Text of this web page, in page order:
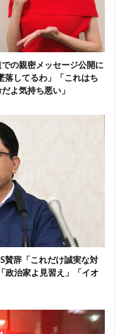
の親密メッセージ公開に
落してるわ」「これはち
よ気持ち悪い」
賛辞「これだけ誠実な対
政治家よ見習え」「イオ